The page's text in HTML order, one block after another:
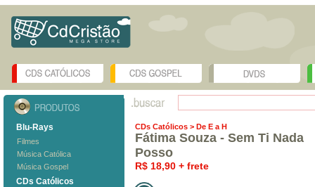
Blu-Rays
Filmes
Música Católica
Música Gospel
CDs Católicos
CDs Católicos > De E a H
Fátima Souza - Sem Ti Nada
Posso
R$ 18,90 + frete